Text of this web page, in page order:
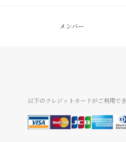
メンバー
以下のクレジットカードがご利用でき